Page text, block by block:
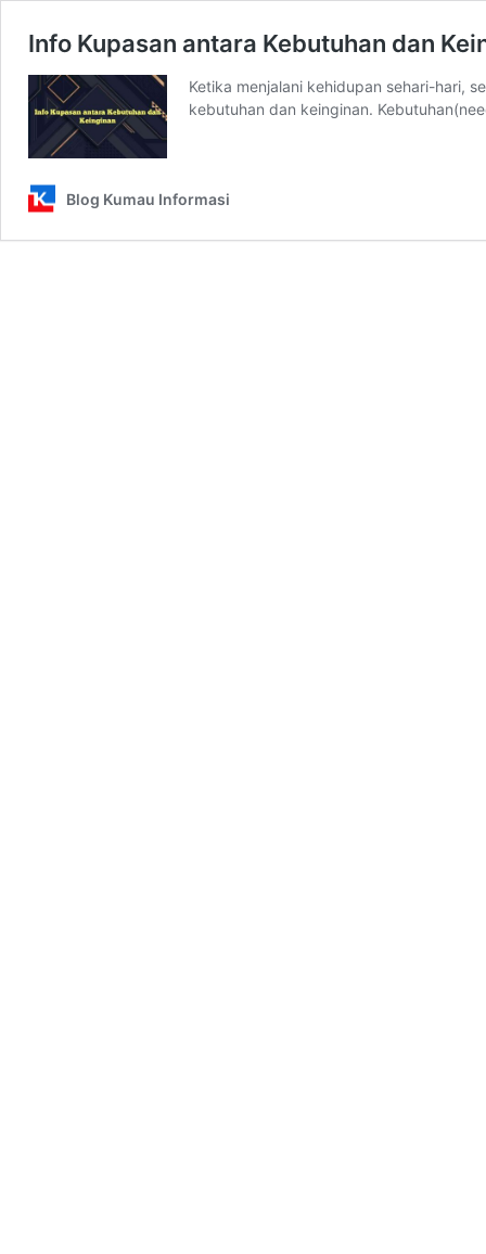
Info Kupasan antara Kebutuhan dan
Ketika menjalani kehidupan sehari-hari,
kebutuhan dan keinginan.
Blog Kumau Informasi